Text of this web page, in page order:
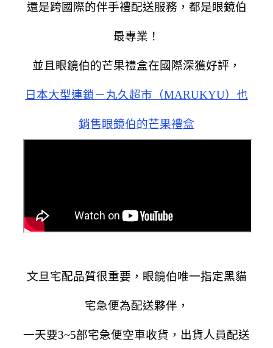
還是跨國際的伴手禮配送服務，都是眼鏡伯
最專業！
並且眼鏡伯的芒果禮盒在國際深獲好評，
日本大型連鎖－丸久超市（MARUKYU）也
銷售眼鏡伯的芒果禮盒
文旦宅配品質很重要， 眼鏡伯唯一指定黑貓
宅急便為配送夥伴，
一天要3~5部宅急便空車收貨， 出貨人員配送